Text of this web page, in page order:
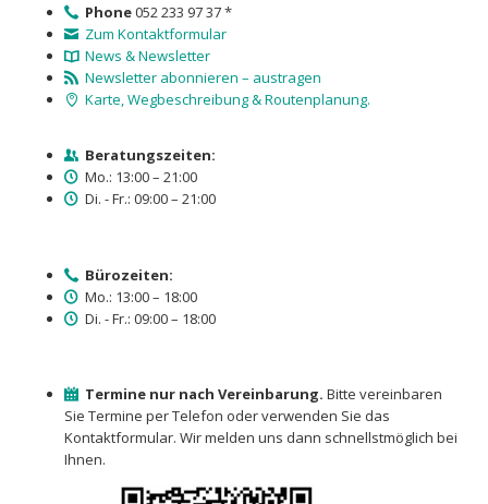
Phone052 233 97 37 *
Zum Kontaktformular
News & Newsletter
Newsletter abonnieren – austragen
Karte, Wegbeschreibung & Routenplanung.
Beratungszeiten:
Mo.: 13:00 – 21:00
Di. - Fr.: 09:00 – 21:00
Bürozeiten:
Mo.: 13:00 – 18:00
Di. - Fr.: 09:00 – 18:00
Termine nur nach Vereinbarung. Bitte vereinbaren
Sie Termine per Telefon oder verwenden Sie das
Kontaktformular. Wir melden uns dann schnellstmöglich bei
Ihnen.